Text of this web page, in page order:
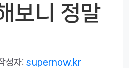
보니 정말
성자: supernow.kr